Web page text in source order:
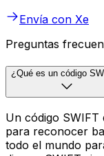
Envía con Xe
Preguntas
¿Qué es un código
Un código SWIFT
para reconocer
todo el mundo